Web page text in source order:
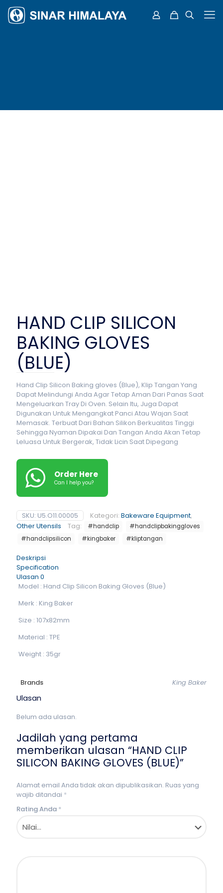
HAND CLIP SILICON
BAKING GLOVES
(BLUE)
Hand Clip Silicon Baking gloves (Blue), Klip Tangan Yang
Dapat Melindungi Anda Agar Tetap Aman Dari Panas Saat
Mengeluarkan Tray Di Oven. Selain Itu, Juga Dapat
Digunakan Untuk Mengangkat Panci Atau Wajan Saat
Memasak. Terbuat Dari Bahan Silikon Berkualitas Tinggi
Sehingga Nyaman Dipakai Dan Tangan Anda Akan Tetap
Leluasa Untuk Bergerak, Tidak Licin Saat Dipegang
Order Here
Can I help you?
SKU: U5.O11.00005 Kategori: Bakeware Equipment,
Other Utensils
Tag: #handclip
#handclipbakinggloves
#handclipsilicon
#kingbaker #kliptangan
Deskripsi
Specification
Ulasan 0
Model : Hand Clip Silicon Baking Gloves (Blue)
Merk : King Baker
Size : 107x82mm
Material : TPE
Weight : 35gr
Brands King Baker
Ulasan
Belum ada ulasan.
Jadilah yang pertama
memberikan ulasan “HAND CLIP
SILICON BAKING GLOVES (BLUE)”
Alamat email Anda tidak akan dipublikasikan. Ruas yang
wajib ditandai *
Rating Anda *